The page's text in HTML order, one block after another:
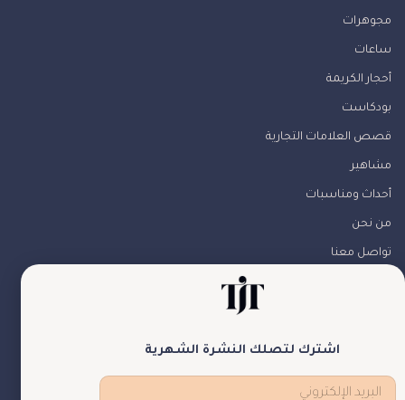
مجوهرات
ساعات
أحجار الكريمة
بودكاست
قصص العلامات التجارية
مشاهير
أحداث ومناسبات
من نحن
تواصل معنا
theJewelryTales © جميع الحقوق محفوظة
اشترك لتصلك النشرة الشهرية